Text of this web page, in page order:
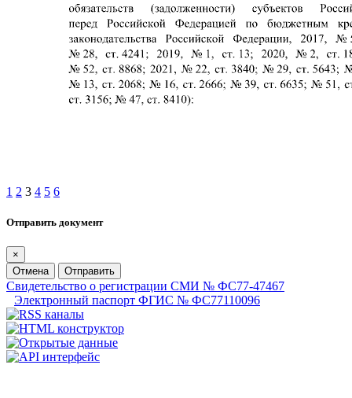
1 2 3 4 5 6
Отправить документ
×
Отмена
Отправить
Свидетельство о регистрации СМИ № ФС77-47467
Электронный паспорт ФГИС № ФС77110096